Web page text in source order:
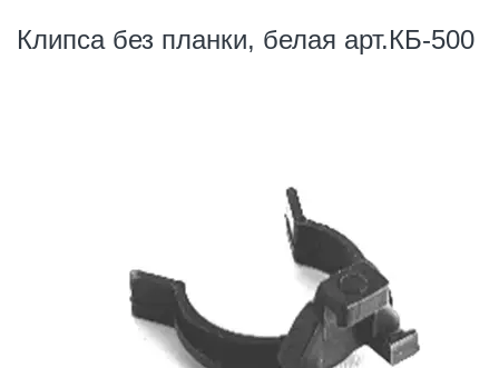
Клипса без планки, белая арт.КБ-500